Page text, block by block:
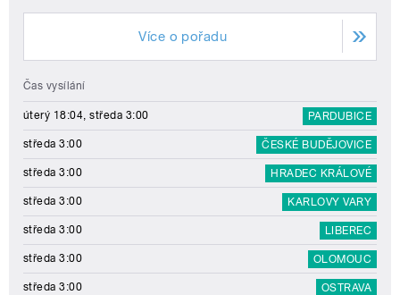
Více o pořadu
Čas vysílání
úterý 18:04, středa 3:00 PARDUBICE
středa 3:00 ČESKÉ BUDĚJOVICE
středa 3:00 HRADEC KRÁLOVÉ
středa 3:00 KARLOVY VARY
středa 3:00 LIBEREC
středa 3:00 OLOMOUC
středa 3:00 OSTRAVA